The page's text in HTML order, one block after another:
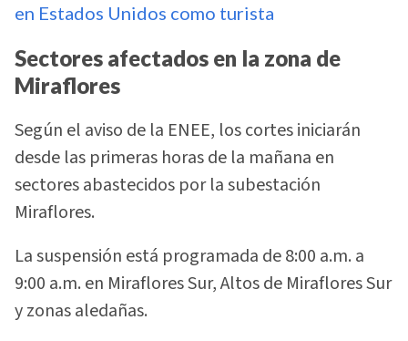
en Estados Unidos como turista
Sectores afectados en la zona de
Miraflores
Según el aviso de la ENEE, los cortes iniciarán
desde las primeras horas de la mañana en
sectores abastecidos por la subestación
Miraflores.
La suspensión está programada de 8:00 a.m. a
9:00 a.m. en Miraflores Sur, Altos de Miraflores Sur
y zonas aledañas.